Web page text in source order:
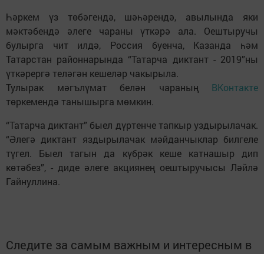
Һәркем үз төбәгендә, шәһәрендә, авылында яки
мәктәбендә әлеге чараны үткәрә ала. Оештыручы
булырга чит илдә, Россия буенча, Казанда һәм
Татарстан районнарында “Татарча диктант - 2019”ны
үткәрергә теләгән кешеләр чакырыла.
Тулырак мәгълүмат белән чараның ВКонтакте
төркемендә танышырга мөмкин.
“Татарча диктант” быел дүртенче тапкыр уздырылачак.
“Әлегә диктант яздырылачак мәйданчыклар билгеле
түгел. Быел тагын да күбрәк кеше катнашыр дип
көтәбез”, - диде әлеге акциянең оештыручысы Ләйлә
Гайнуллина.
Следите за самым важным и интересным в